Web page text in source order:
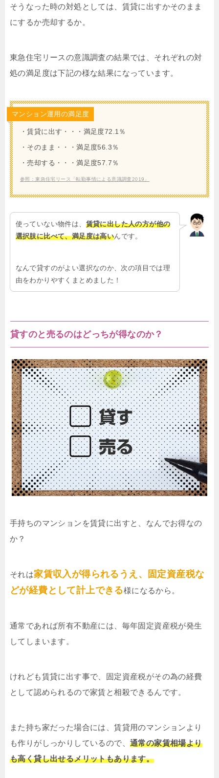
そうなった時の対処としては、賃貸に出すかそのまま
にするか売却するか。
東急住宅リースの意識調査の結果では、それぞれの対
処の満足度は下記の様な結果になっています。
マンション運用の満足度
・賃貸に出す・・・満足度72.1％
・そのまま・・・満足度56.3％
・売却する・・・満足度57.7％
参照：東急住宅リース「転勤事情による意識調査2019」
使っていない物件は、 賃貸に出した人の方が他の
選択肢に比べて、満足度は高いんです。
なんで貸すのがよい選択なのか、次の項目では理
由をわかりやすくまとめました！
貸すのと売るのはどっちが得なのか？
手持ちのマンションを賃貸に出すと、なんでお得なの
か？
それは家賃収入が得られるうえ、固定資産税な
どが経費として計上できる様になるから。
通常であれば所有不動産には、毎年固定資産税が発生
してしまいます。
けれども賃貸に出す事で、固定資産税がその為の経費
として認められるので家賃と相殺できるんです。
また持ち家だった場合には、賃貸用のマンションより
も作りがしっかりしているので、 通常の家賃相場より
も高く貸し出せるメリットもあります。